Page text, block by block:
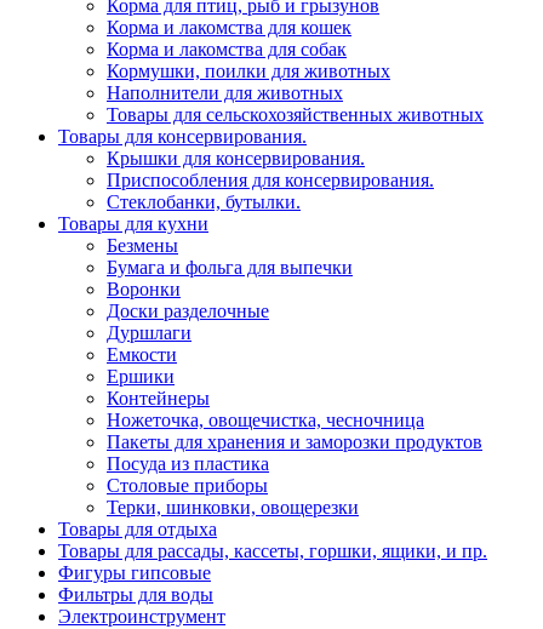
Корма для птиц, рыб и грызунов
Корма и лакомства для кошек
Корма и лакомства для собак
Кормушки, поилки для животных
Наполнители для животных
Товары для сельскохозяйственных животных
Товары для консервирования.
Крышки для консервирования.
Приспособления для консервирования.
Стеклобанки, бутылки.
Товары для кухни
Безмены
Бумага и фольга для выпечки
Воронки
Доски разделочные
Дуршлаги
Емкости
Ершики
Контейнеры
Ножеточка, овощечистка, чесночница
Пакеты для хранения и заморозки продуктов
Посуда из пластика
Столовые приборы
Терки, шинковки, овощерезки
Товары для отдыха
Товары для рассады, кассеты, горшки, ящики, и пр.
Фигуры гипсовые
Фильтры для воды
Электроинструмент